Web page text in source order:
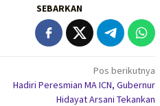
SEBARKAN
Pos berikutnya
Hadiri Peresmian MA ICN, Gubernur
Hidayat Arsani Tekankan